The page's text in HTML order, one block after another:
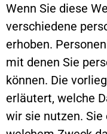
Wenn Sie diese
verschiedene
erhoben.
mit denen Sie
können. Die
erläutert, welche
wir sie nutzen.